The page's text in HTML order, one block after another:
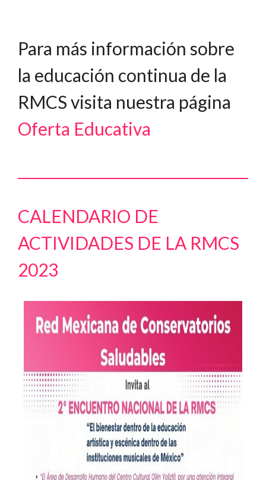
Para más información sobre
la educación continua de la
RMCS visita nuestra página
Oferta Educativa
CALENDARIO DE
ACTIVIDADES DE LA RMCS
2023